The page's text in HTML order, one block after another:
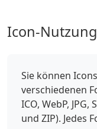
Icon-Nutzung
Sie können
verschiedenen
ICO, WebP,
und ZIP). Jedes